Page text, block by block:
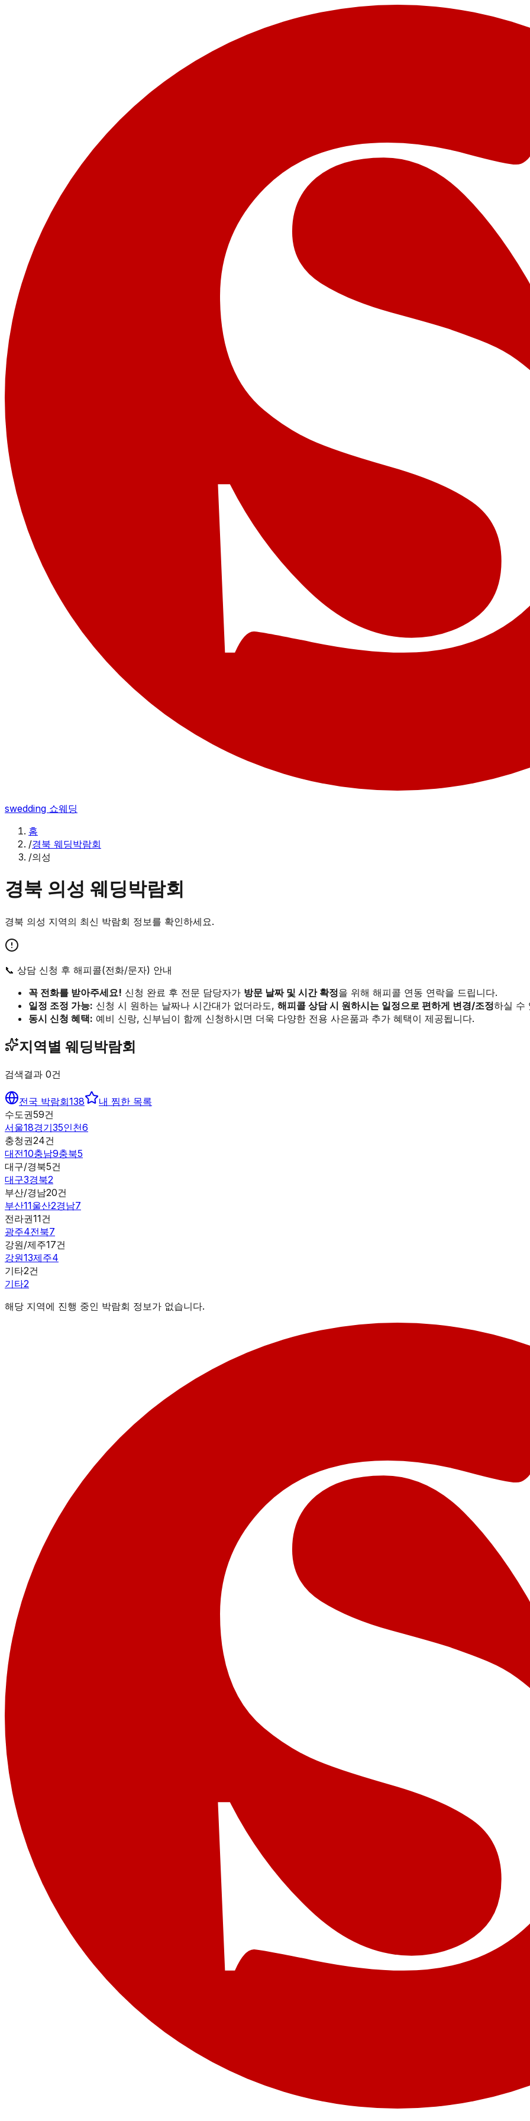
swedding 쇼웨딩
홈
/경북 웨딩박람회
/의성
경북 의성 웨딩박람회
경북 의성 지역의 최신 박람회 정보를 확인하세요.
📞 상담 신청 후 해피콜(전화/문자) 안내
꼭 전화를 받아주세요! 신청 완료 후 전문 담당자가 방문 날짜 및 시간 확정을 위해 해피콜 연동 연락을 드립니다.
일정 조정 가능: 신청 시 원하는 날짜나 시간대가 없더라도, 해피콜 상담 시 원하시는 일정으로 편하게 변경/조정하실 수
동시 신청 혜택: 예비 신랑, 신부님이 함께 신청하시면 더욱 다양한 전용 사은품과 추가 혜택이 제공됩니다.
지역별 웨딩박람회
검색결과 0건
전국 박람회138
내 찜한 목록
수도권59건
서울18경기35인천6
충청권24건
대전10충남9충북5
대구/경북5건
대구3경북2
부산/경남20건
부산11울산2경남7
전라권11건
광주4전북7
강원/제주17건
강원13제주4
기타2건
기타2
해당 지역에 진행 중인 박람회 정보가 없습니다.